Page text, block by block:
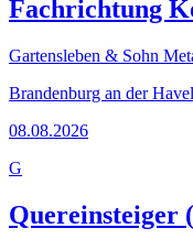
Fachrichtung
Gartensleben & Sohn
Brandenburg an der Havel
08.08.2026
G
Quereinsteiger